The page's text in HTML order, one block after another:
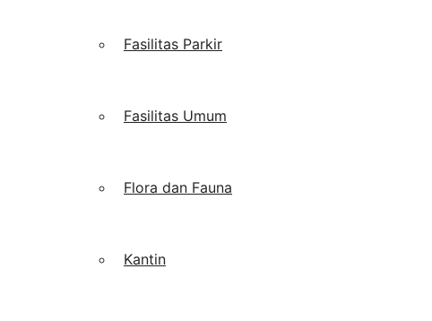
Fasilitas Parkir
Fasilitas Umum
Flora dan Fauna
Kantin